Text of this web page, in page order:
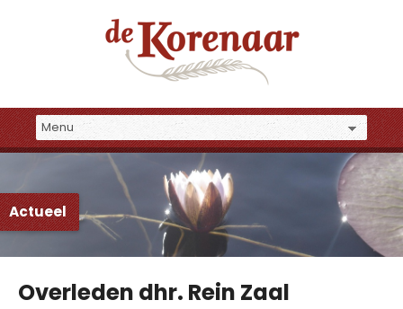
Actueel
Overleden dhr. Rein Zaal